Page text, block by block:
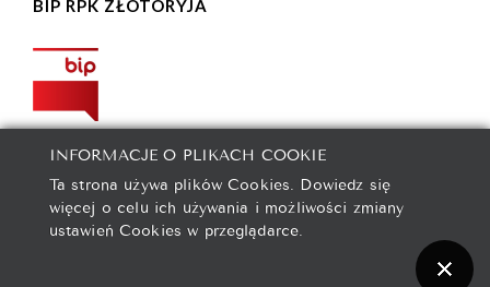
BIP RPK ZŁOTORYJA
2021 © Rejonowe Przedsiębiorstwo Komunalne spółka z
INFORMACJE O PLIKACH COOKIE
Ta strona używa plików Cookies. Dowiedz się
więcej o celu ich używania i możliwości zmiany
ustawień Cookies w przeglądarce.